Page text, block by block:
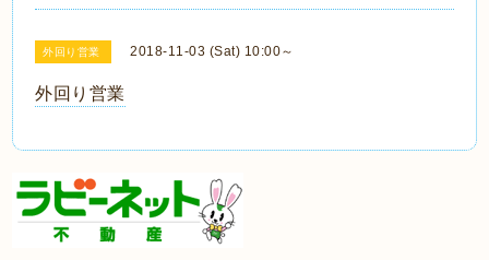
外回り営業 2018-11-03 (Sat) 10:00～
外回り営業